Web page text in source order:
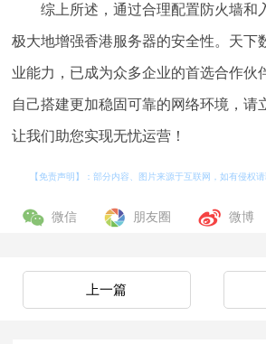
综上所述，通过合理配置防火墙和
极大地增强香港服务器的安全性。天下
业能力，已成为众多企业的首选合作伙
自己搭建更加稳固可靠的网络环境，请
让我们助您实现无忧运营！
【免责声明】：部分内容、图片来源于互联网，如有侵权
微信 朋友圈 微博
上一篇